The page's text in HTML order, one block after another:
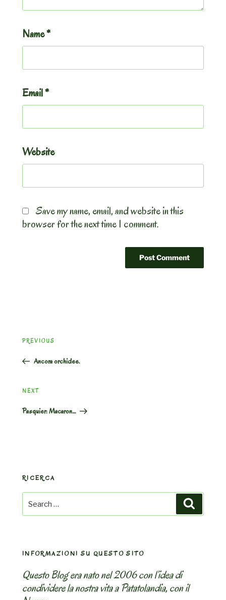
Name*
Email*
Website
Save my name, email, and website in this
browser for the next time I comment.
navigation
Previous
PREVIOUS
Ancora orchidee.
Next
Post
NEXT
Pasquier: Macaron…
RICERCA
Search
for:
INFORMAZIONI SU QUESTO SITO
Questo Blog era nato nel 2006 con l’idea di
condividere la nostra vita a Patatolandia, con il